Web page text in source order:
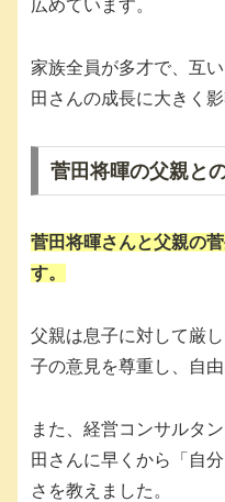
広めています。
家族全員が多才で、互
田さんの成長に大きく
菅田将暉の父親と
菅田将暉さんと父親の
す。
父親は息子に対して厳
子の意見を尊重し、自
また、経営コンサルタ
田さんに早くから「自
さを教えました。